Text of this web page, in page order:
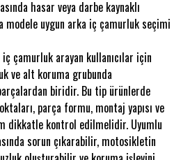
hasar veya darbe kaynaklı
uygun arka iç çamurluk seçimi
çamurluk arayan kullanıcılar için
ve alt koruma grubunda
biridir. Bu tip ürünlerde
parça formu, montaj yapısı ve
dikkatle kontrol edilmelidir. Uyumlu
sorun çıkarabilir, motosikletin